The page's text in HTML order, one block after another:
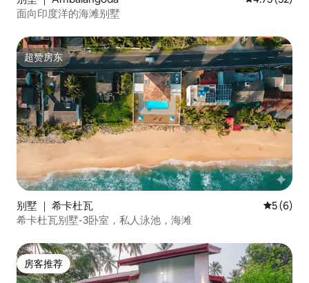
面向印度洋的海滩别墅
超赞房东
超赞房东
别墅 ｜ 希卡杜瓦 平均评分
5 (6)
希卡杜瓦别墅-3卧室，私人泳池，海滩
房客推荐
房客推荐